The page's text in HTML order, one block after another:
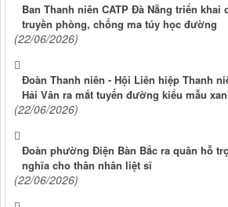
Ban Thanh niên CATP Đà Nẵng triển khai
truyền phòng, chống ma túy học đường
(22/06/2026)
Đoàn Thanh niên - Hội Liên hiệp Thanh
Hải Vân ra mắt tuyến đường kiểu mẫu
(22/06/2026)
Đoàn phường Điện Bàn Bắc ra quân hỗ
nghĩa cho thân nhân liệt sĩ
(22/06/2026)